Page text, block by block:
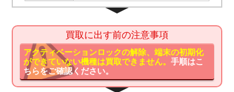
買取に出す前の注意事項
アクティベーションロックの解除、端末の初期化
ができていない機種は買取できません。手順はこ
ちらをご確認ください。